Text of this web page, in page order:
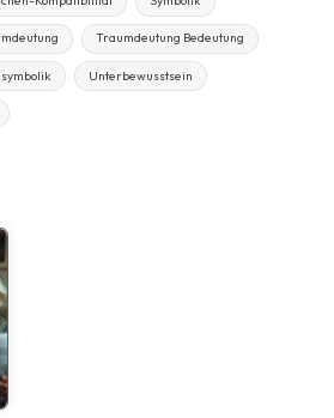
Traumdeutung Bedeutung
Unterbewusstsein